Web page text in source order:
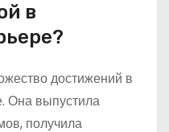
в
достижений в
Она выпустила
получила